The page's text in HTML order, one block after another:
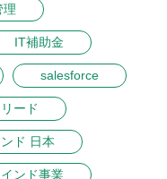
理
IT補助金
salesforce
ード
ド 日本
インド事業